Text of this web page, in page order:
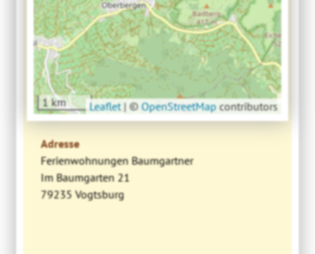
1 km Leaflet | ©OpenStreetMap contributors
Adresse
Ferienwohnungen Baumgartner
Im Baumgarten 21
79235 Vogtsburg